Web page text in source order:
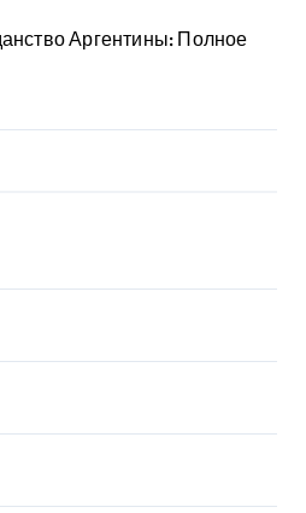
Аргентины: Полное